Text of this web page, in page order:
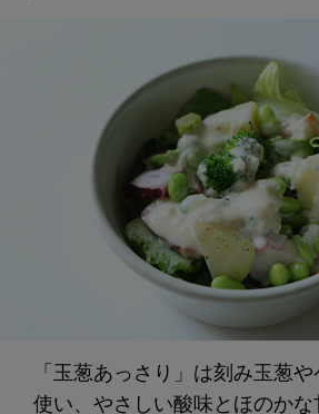
「玉葱あっさり」は刻み玉葱
使い、やさしい酸味とほのか